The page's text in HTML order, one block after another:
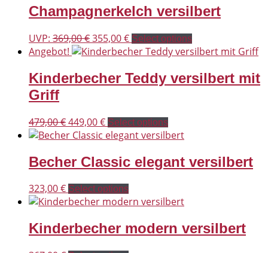
Champagnerkelch versilbert
UVP: 369,00€Ursprünglicher
Preis
369,00 €
355,00€Aktueller
Preis
355,00 €.
Select options
Angebot!
Kinderbecher Teddy versilbert mit
Griff
479,00€Ursprünglicher
Preis
479,00 €
449,00€Aktueller
Preis
449,00 €.
Select options
Becher Classic elegant versilbert
323,00€ Select options
Kinderbecher modern versilbert